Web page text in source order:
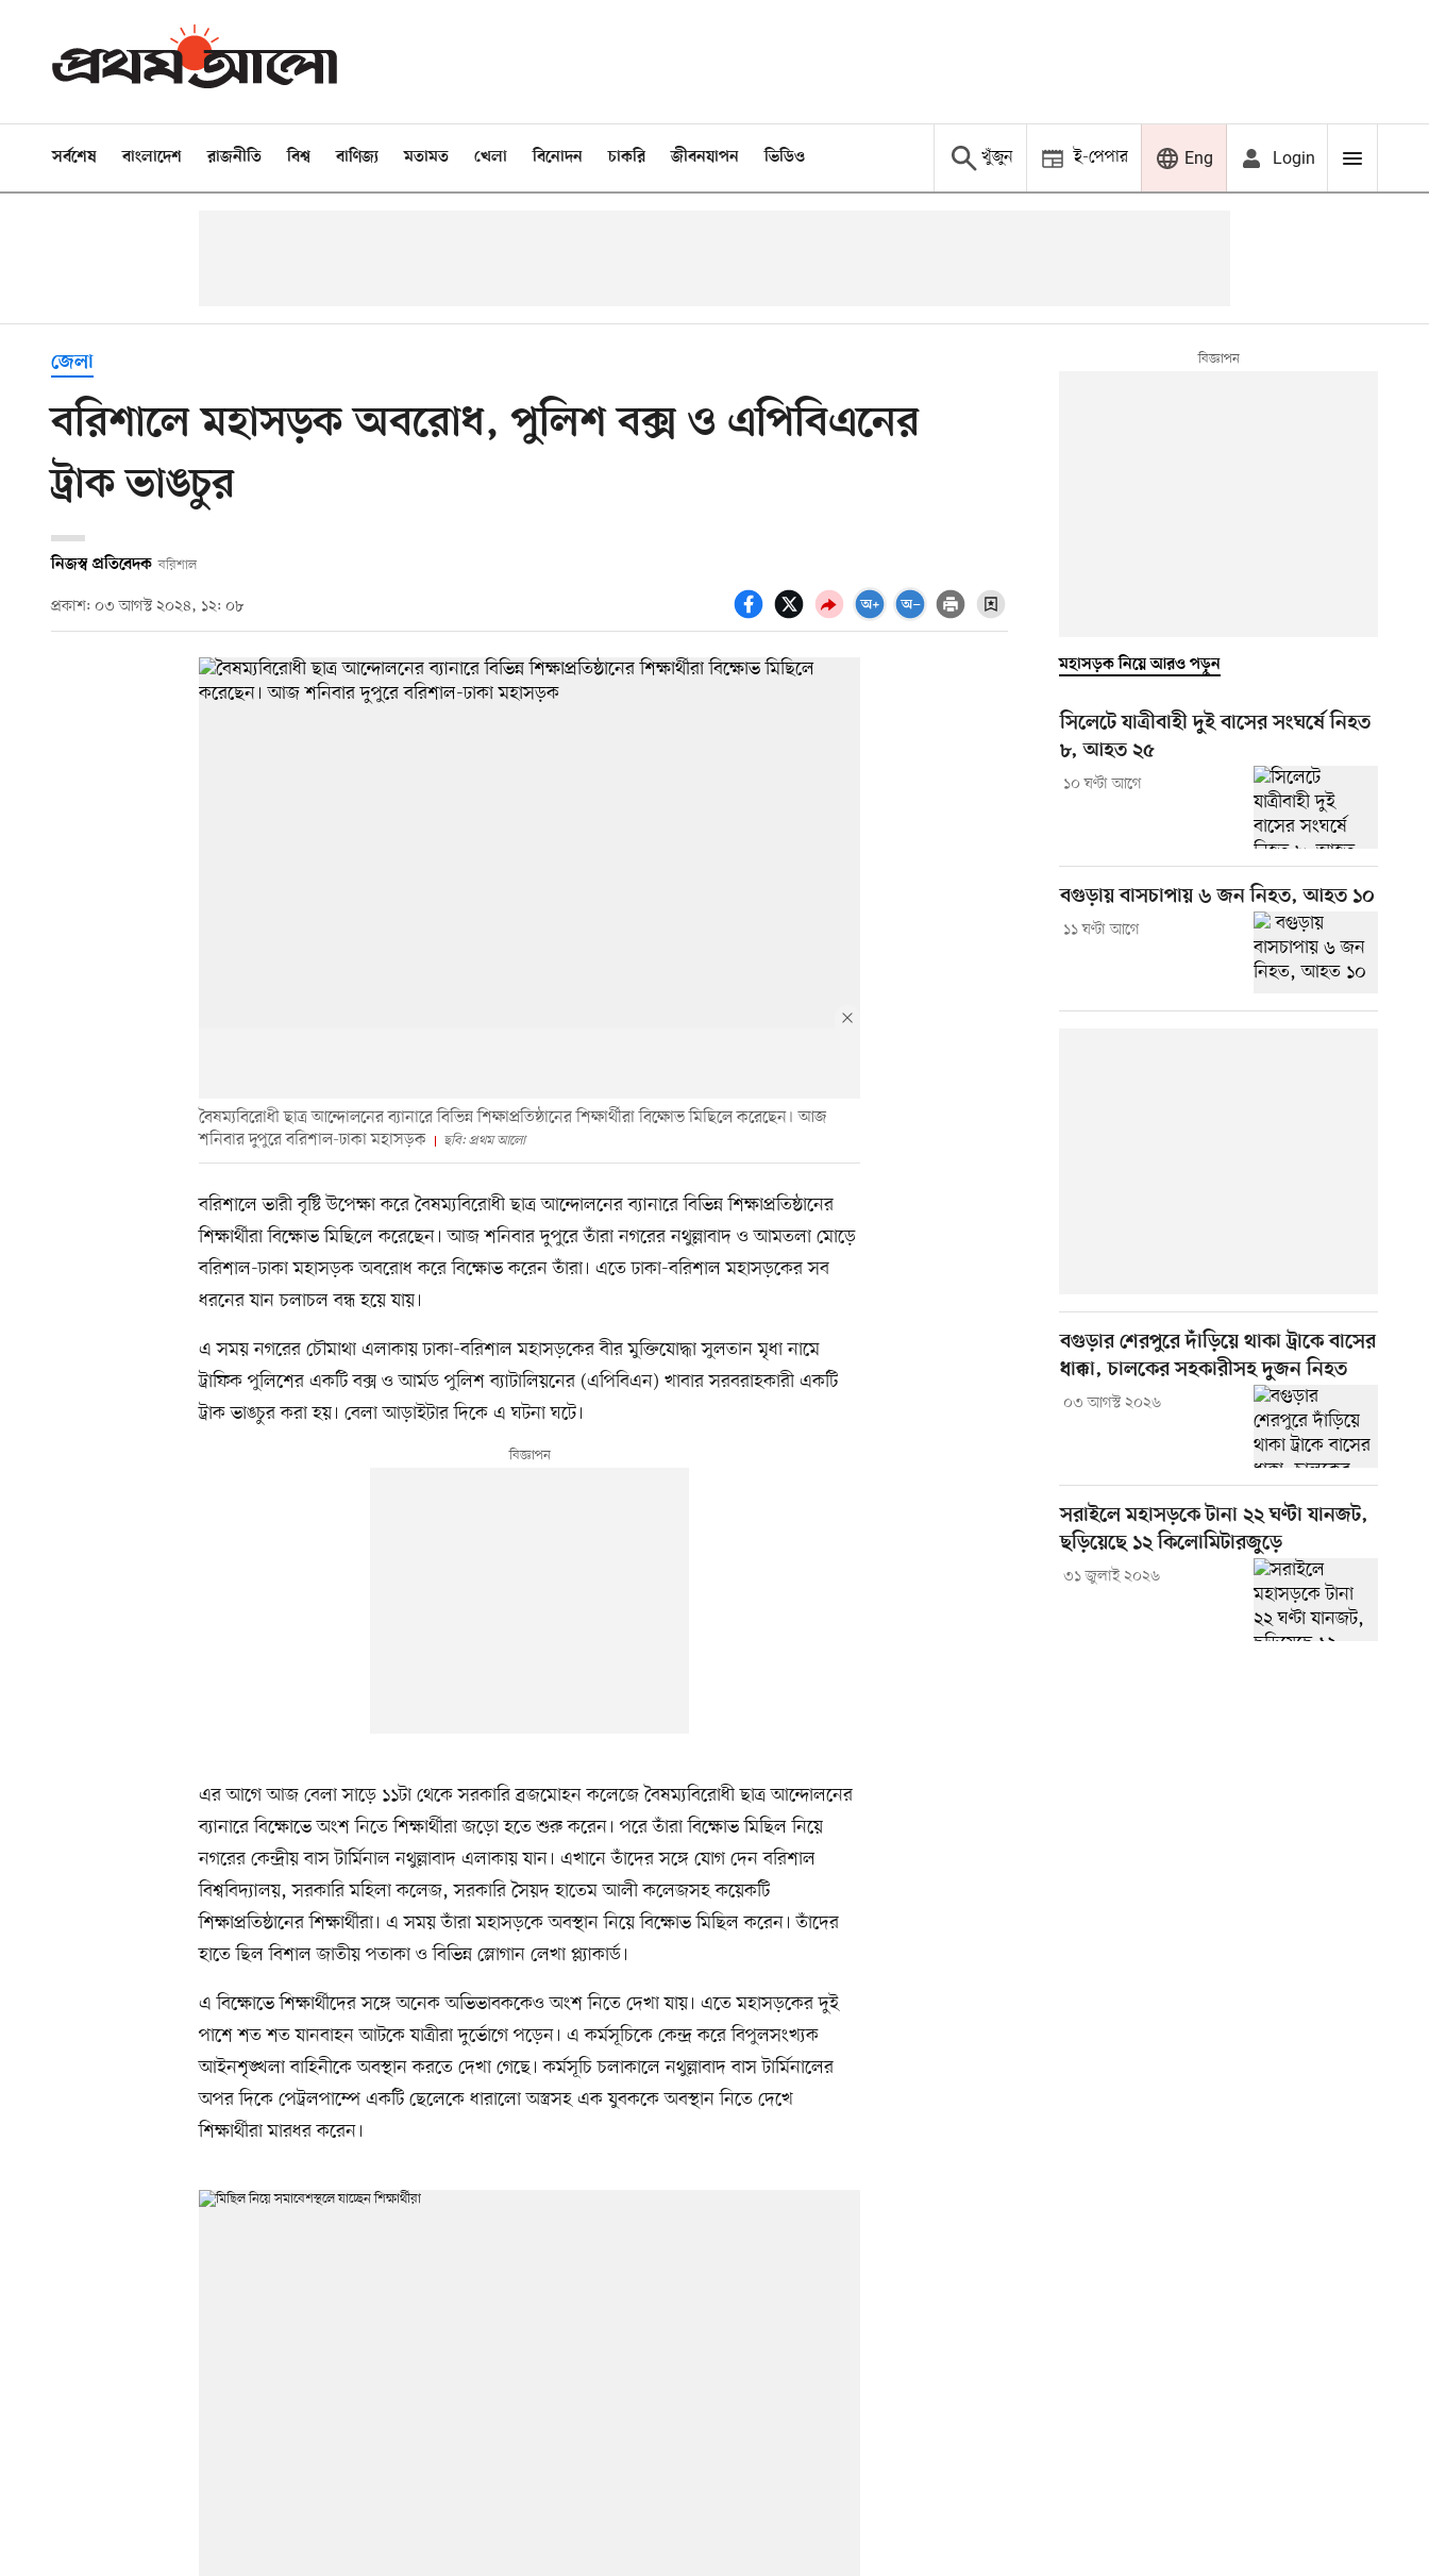
সর্বশেষ বাংলাদেশ রাজনীতি বিশ্ব বাণিজ্য মতামত খেলা বিনোদন চাকরি জীবনযাপন ভিডিও খুঁজুন ই-পেপার Eng Login
জেলা
বরিশালে মহাসড়ক অবরোধ, পুলিশ বক্স ও এপিবিএনের
ট্রাক ভাঙচুর
নিজস্ব প্রতিবেদক বরিশাল
প্রকাশ: ০৩ আগস্ট ২০২৪, ১২: ০৮
বৈষম্যবিরোধী ছাত্র আন্দোলনের ব্যানারে বিভিন্ন শিক্ষাপ্রতিষ্ঠানের শিক্ষার্থীরা বিক্ষোভ মিছিলে করেছেন। আজ
শনিবার দুপুরে বরিশাল-ঢাকা মহাসড়ক
ছবি: প্রথম আলো
বরিশালে ভারী বৃষ্টি উপেক্ষা করে বৈষম্যবিরোধী ছাত্র আন্দোলনের ব্যানারে বিভিন্ন শিক্ষাপ্রতিষ্ঠানের
শিক্ষার্থীরা বিক্ষোভ মিছিলে করেছেন। আজ শনিবার দুপুরে তাঁরা নগরের নথুল্লাবাদ ও আমতলা মোড়ে
বরিশাল-ঢাকা মহাসড়ক অবরোধ করে বিক্ষোভ করেন তাঁরা। এতে ঢাকা-বরিশাল মহাসড়কের সব
ধরনের যান চলাচল বন্ধ হয়ে যায়।
এ সময় নগরের চৌমাথা এলাকায় ঢাকা-বরিশাল মহাসড়কের বীর মুক্তিযোদ্ধা সুলতান মৃধা নামে
ট্রাফিক পুলিশের একটি বক্স ও আর্মড পুলিশ ব্যাটালিয়নের (এপিবিএন) খাবার সরবরাহকারী একটি
ট্রাক ভাঙচুর করা হয়। বেলা আড়াইটার দিকে এ ঘটনা ঘটে।
এর আগে আজ বেলা সাড়ে ১১টা থেকে সরকারি ব্রজমোহন কলেজে বৈষম্যবিরোধী ছাত্র আন্দোলনের
ব্যানারে বিক্ষোভে অংশ নিতে শিক্ষার্থীরা জড়ো হতে শুরু করেন। পরে তাঁরা বিক্ষোভ মিছিল নিয়ে
নগরের কেন্দ্রীয় বাস টার্মিনাল নথুল্লাবাদ এলাকায় যান। এখানে তাঁদের সঙ্গে যোগ দেন বরিশাল
বিশ্ববিদ্যালয়, সরকারি মহিলা কলেজ, সরকারি সৈয়দ হাতেম আলী কলেজসহ কয়েকটি
শিক্ষাপ্রতিষ্ঠানের শিক্ষার্থীরা। এ সময় তাঁরা মহাসড়কে অবস্থান নিয়ে বিক্ষোভ মিছিল করেন। তাঁদের
হাতে ছিল বিশাল জাতীয় পতাকা ও বিভিন্ন স্লোগান লেখা প্ল্যাকার্ড।
এ বিক্ষোভে শিক্ষার্থীদের সঙ্গে অনেক অভিভাবককেও অংশ নিতে দেখা যায়। এতে মহাসড়কের দুই
পাশে শত শত যানবাহন আটকে যাত্রীরা দুর্ভোগে পড়েন। এ কর্মসূচিকে কেন্দ্র করে বিপুলসংখ্যক
আইনশৃঙ্খলা বাহিনীকে অবস্থান করতে দেখা গেছে। কর্মসূচি চলাকালে নথুল্লাবাদ বাস টার্মিনালের
অপর দিকে পেট্রলপাম্পে একটি ছেলেকে ধারালো অস্ত্রসহ এক যুবককে অবস্থান নিতে দেখে
শিক্ষার্থীরা মারধর করেন।
মহাসড়ক নিয়ে আরও পড়ুন
সিলেটে যাত্রীবাহী দুই বাসের সংঘর্ষে নিহত
৮, আহত ২৫
১০ ঘণ্টা আগে
বগুড়ায় বাসচাপায় ৬ জন নিহত, আহত ১০
১১ ঘণ্টা আগে
বগুড়ার শেরপুরে দাঁড়িয়ে থাকা ট্রাকে বাসের
ধাক্কা, চালকের সহকারীসহ দুজন নিহত
০৩ আগস্ট ২০২৬
সরাইলে মহাসড়কে টানা ২২ ঘণ্টা যানজট,
ছড়িয়েছে ১২ কিলোমিটারজুড়ে
৩১ জুলাই ২০২৬